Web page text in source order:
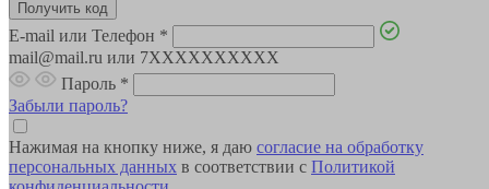
E-mail или Телефон *
mail@mail.ru или 7XXXXXXXXXX
Пароль *
Забыли пароль?
Нажимая на кнопку ниже, я даю согласие на обработку
персональных данных в соответствии с Политикой